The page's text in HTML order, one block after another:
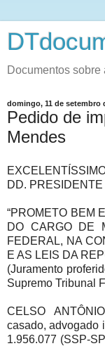
Documentos
domingo, 11 de setembro
Pedido de
Mendes
DD.
“PROMETO BEM
DO CARGO DE
FEDERAL, NA
E AS LEIS DA
(Juramento
Supremo Tribunal
CELSO
casado, advogado
1.956.077 (SSP-